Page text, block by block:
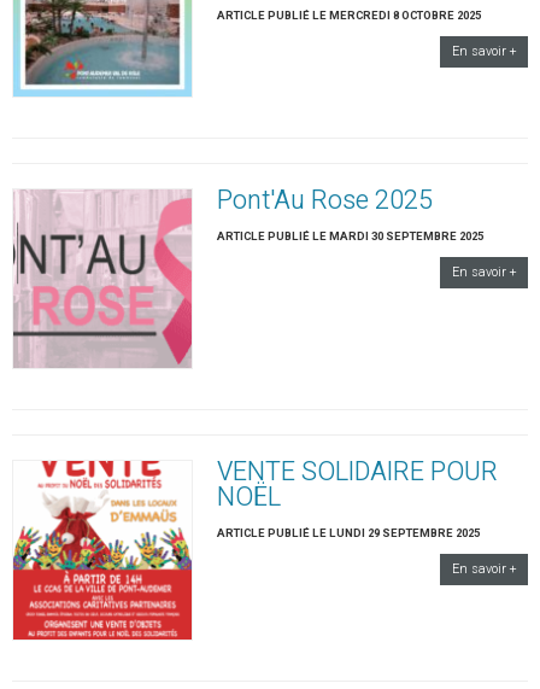
ARTICLE PUBLIÉ LE MERCREDI 8 OCTOBRE 2025
En savoir +
Pont'Au Rose 2025
ARTICLE PUBLIÉ LE MARDI 30 SEPTEMBRE 2025
En savoir +
VENTE SOLIDAIRE POUR
NOËL
ARTICLE PUBLIÉ LE LUNDI 29 SEPTEMBRE 2025
En savoir +